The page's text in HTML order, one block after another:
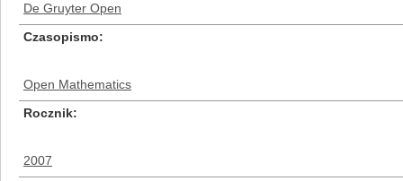
De Gruyter Open
Czasopismo
Open Mathematics
Rocznik
2007